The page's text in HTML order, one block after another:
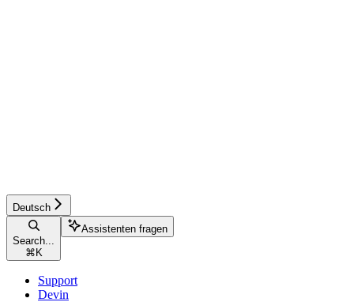
Deutsch
Search...
⌘ K
Assistenten fragen
Support
Devin